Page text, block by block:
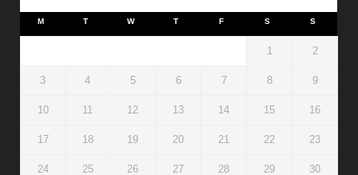
M T W T F S S
1 2
3 4 5 6 7 8 9
10 11 12 13 14 15 16
17 18 19 20 21 22 23
24 25 26 27 28 29 30